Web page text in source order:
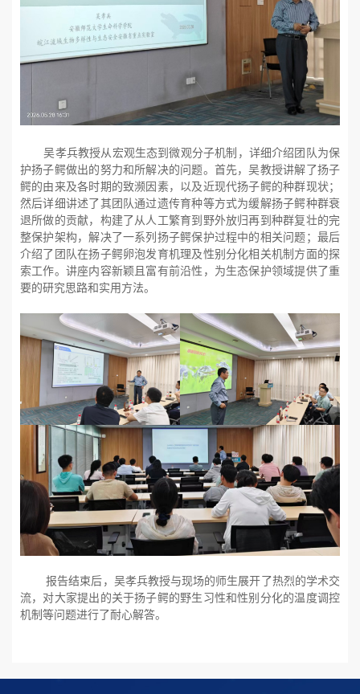
吴孝兵教授从宏观生态到微观分子机制，详细介绍团队为保
护扬子鳄做出的努力和所解决的问题。首先，吴教授讲解了扬子
鳄的由来及各时期的致濒因素，以及近现代扬子鳄的种群现状；
然后详细讲述了其团队通过遗传育种等方式为缓解扬子鳄种群衰
退所做的贡献，构建了从人工繁育到野外放归再到种群复壮的完
整保护架构，解决了一系列扬子鳄保护过程中的相关问题；最后
介绍了团队在扬子鳄卵泡发育机理及性别分化相关机制方面的探
索工作。讲座内容新颖且富有前沿性，为生态保护领域提供了重
要的研究思路和实用方法。
报告结束后，吴孝兵教授与现场的师生展开了热烈的学术交
流，对大家提出的关于扬子鳄的野生习性和性别分化的温度调控
机制等问题进行了耐心解答。